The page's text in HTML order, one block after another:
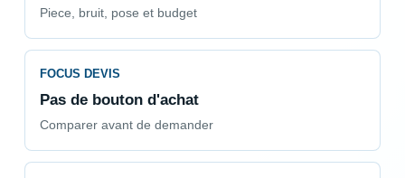
Piece, bruit, pose et budget
FOCUS DEVIS
Pas de bouton d'achat
Comparer avant de demander